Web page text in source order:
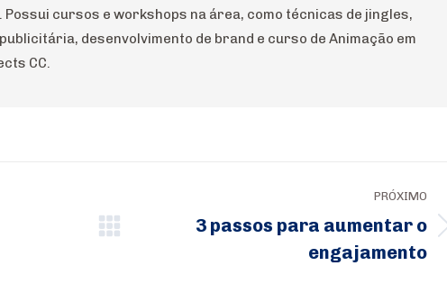
Possui cursos e workshops na área, como técnicas de jingles,
desenvolvimento de brand e curso de Animação em
CC.
PRÓXIMO
3 passos para aumentar o
engajamento